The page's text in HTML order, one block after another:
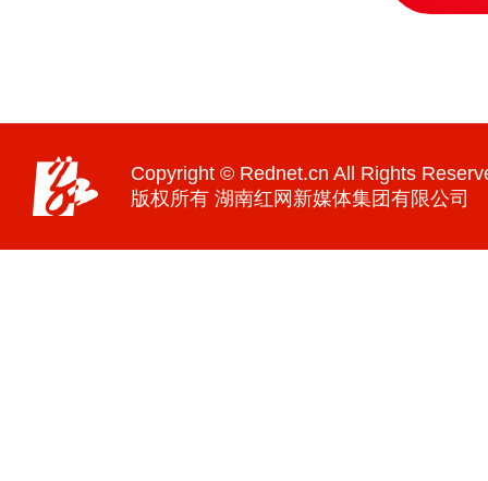
Copyright © Rednet.cn All Rights
版权所有 湖南红网新媒体集团有限公司